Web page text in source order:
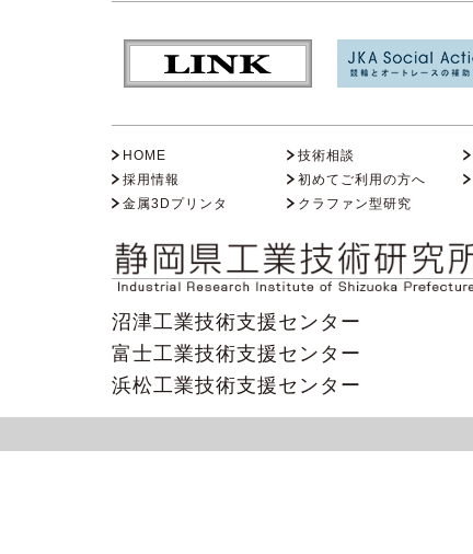
HOME 技術相談
採用情報
初めてご利用の方へ
金属3Dプリンタ
クラファン型研究
沼津工業技術支援センター
富士工業技術支援センター
浜松工業技術支援センター